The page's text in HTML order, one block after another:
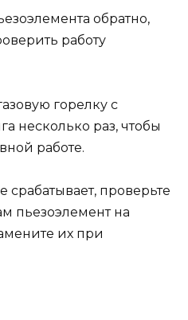
обратно,
работу
горелку с
несколько раз, чтобы
работе.
срабатывает, проверьте
пьезоэлемент на
их при